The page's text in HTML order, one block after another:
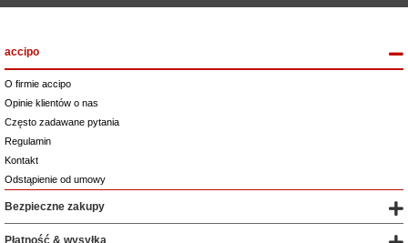
accipo
O firmie accipo
Opinie klientów o nas
Często zadawane pytania
Regulamin
Kontakt
Odstąpienie od umowy
Bezpieczne zakupy